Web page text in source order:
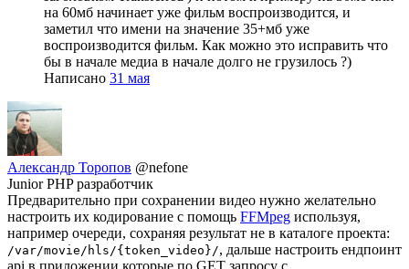
на 60мб начинает уже фильм воспроизводится, и
заметил что имени на значение 35+мб уже
воспроизводится фильм. Как можно это исправить что
бы в начале медиа в начале долго не грузилось ?)
Написано 31 мая
Александр Торопов @nefone
Junior PHP разработчик
Предварительно при сохранении видео нужно желательно
настроить их кодирование с помощь FFMpeg используя,
например очереди, сохраняя результат не в каталоге проекта:
/var/movie/hls/{token_video}/, дальше настроить ендпоинт